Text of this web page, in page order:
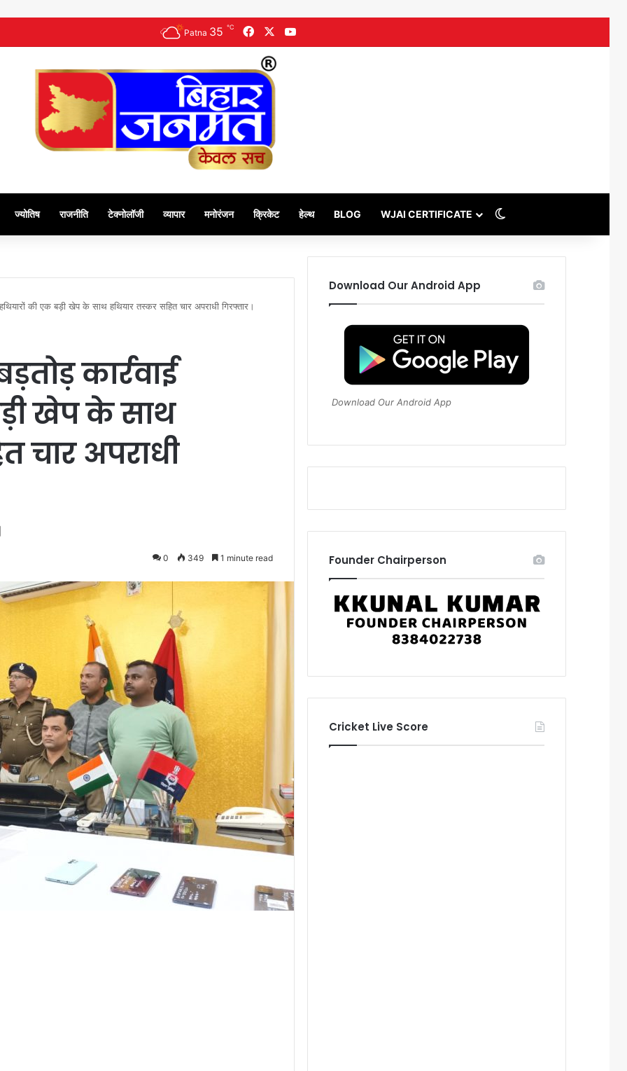
Patna 35 ℃ Facebook
ज्योतिष राजनीति टेक्नोलॉजी व्यापार मनोरंजन क्रिकेट हेल्थ BLOG WJAI CERTIFICATE
की एक बड़ी खेप के साथ हथियार तस्कर सहित चार अपराधी गिरफ्तार।
कार्रवाई
खेप के साथ
चार अपराधी
0 349 1 minute read
Download Our Android App
Download Our Android App
Founder Chairperson
Cricket Live Score